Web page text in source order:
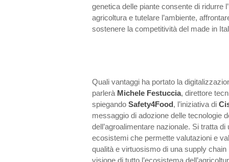
genetica delle piante consente di ridurre
agricoltura e tutelare l’ambiente,
sostenere la competitività del made in
Quali vantaggi ha portato la
parlerà Michele Festuccia, direttore
spiegando Safety4Food , l’iniziativa di
messaggio di adozione delle tecnologie
dell’agroalimentare nazionale. Si tratta
ecosistemi che permette valutazioni e
qualità e virtuosismo di una supply
visione di tutto l’ecosistema